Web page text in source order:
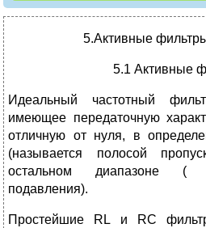
5.Активные
5.1 Активные
Идеальный частотный
имеющее передаточную
отличную от нуля, в
(называется полосой
остальном диапазоне (
подавления).
Простейшие RL и RC